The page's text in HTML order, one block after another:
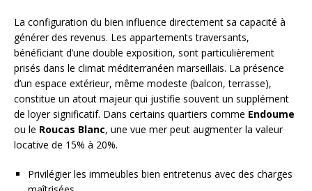
La configuration du bien influence directement sa capacité à
générer des revenus. Les appartements traversants,
bénéficiant d’une double exposition, sont particulièrement
prisés dans le climat méditerranéen marseillais. La présence
d’un espace extérieur, même modeste (balcon, terrasse),
constitue un atout majeur qui justifie souvent un supplément
de loyer significatif. Dans certains quartiers comme Endoume
ou le Roucas Blanc, une vue mer peut augmenter la valeur
locative de 15% à 20%.
Privilégier les immeubles bien entretenus avec des charges